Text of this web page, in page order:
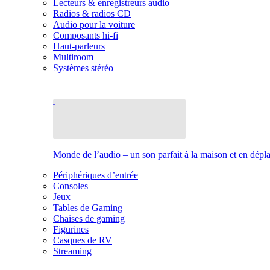
Lecteurs & enregistreurs audio
Radios & radios CD
Audio pour la voiture
Composants hi-fi
Haut-parleurs
Multiroom
Systèmes stéréo
Monde de l’audio – un son parfait à la maison et en
Périphériques d’entrée
Consoles
Jeux
Tables de Gaming
Chaises de gaming
Figurines
Casques de RV
Streaming